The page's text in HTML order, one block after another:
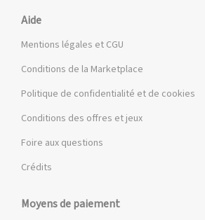
Aide
Mentions légales et CGU
Conditions de la Marketplace
Politique de confidentialité et de cookies
Conditions des offres et jeux
Foire aux questions
Crédits
Moyens de paiement